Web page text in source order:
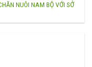
NUÔI NAM BỘ VỚI SỞ